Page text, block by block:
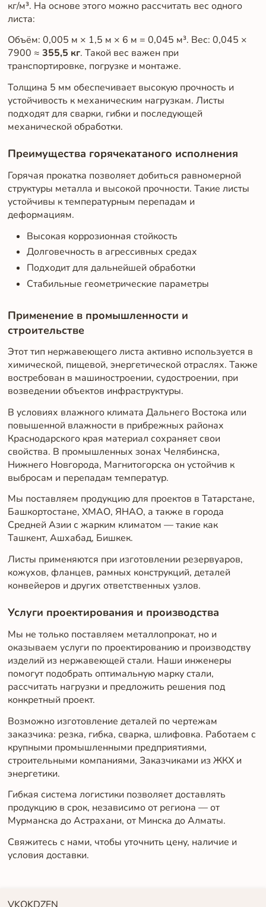
кг/м³. На основе этого можно рассчитать вес одного
листа:
Объём: 0,005 м × 1,5 м × 6 м = 0,045 м³. Вес: 0,045 ×
7900 ≈ 355,5 кг. Такой вес важен при
транспортировке, погрузке и монтаже.
Толщина 5 мм обеспечивает высокую прочность и
устойчивость к механическим нагрузкам. Листы
подходят для сварки, гибки и последующей
механической обработки.
Преимущества горячекатаного исполнения
Горячая прокатка позволяет добиться равномерной
структуры металла и высокой прочности. Такие листы
устойчивы к температурным перепадам и
деформациям.
Высокая коррозионная стойкость
Долговечность в агрессивных средах
Подходит для дальнейшей обработки
Стабильные геометрические параметры
Применение в промышленности и
строительстве
Этот тип нержавеющего листа активно используется в
химической, пищевой, энергетической отраслях. Также
востребован в машиностроении, судостроении, при
возведении объектов инфраструктуры.
В условиях влажного климата Дальнего Востока или
повышенной влажности в прибрежных районах
Краснодарского края материал сохраняет свои
свойства. В промышленных зонах Челябинска,
Нижнего Новгорода, Магнитогорска он устойчив к
выбросам и перепадам температур.
Мы поставляем продукцию для проектов в Татарстане,
Башкортостане, ХМАО, ЯНАО, а также в города
Средней Азии с жарким климатом — такие как
Ташкент, Ашхабад, Бишкек.
Листы применяются при изготовлении резервуаров,
кожухов, фланцев, рамных конструкций, деталей
конвейеров и других ответственных узлов.
Услуги проектирования и производства
Мы не только поставляем металлопрокат, но и
оказываем услуги по проектированию и производству
изделий из нержавеющей стали. Наши инженеры
помогут подобрать оптимальную марку стали,
рассчитать нагрузки и предложить решения под
конкретный проект.
Возможно изготовление деталей по чертежам
заказчика: резка, гибка, сварка, шлифовка. Работаем с
крупными промышленными предприятиями,
строительными компаниями, Заказчиками из ЖКХ и
энергетики.
Гибкая система логистики позволяет доставлять
продукцию в срок, независимо от региона — от
Мурманска до Астрахани, от Минска до Алматы.
Свяжитесь с нами, чтобы уточнить цену, наличие и
условия доставки.